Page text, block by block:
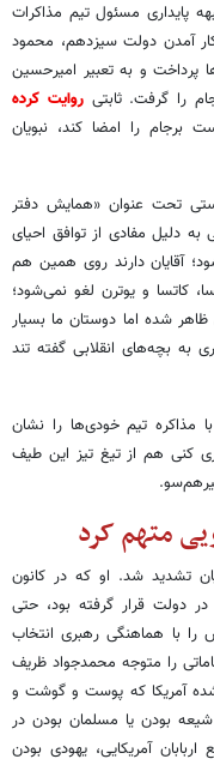
پایداری مسئول تیم مذاکرات
آمدن دولت سیزدهم، محمود
خودی‌ها پرداخت و به تعبیر امیرحسین
را گرفت. ثابتیروایت کرده
را امضا کند، نبویان
تحت عنوان «همایش دفتر
به دلیل مفادی از توافق احیای
آقایان دارند روی همین هم
کاتسا و یوترن لغو نمی‌شود؛
شده اما دوستان ما بسیار
به بچه‌های انقلابی گفته تند
مذاکره‌ تیم خودی‌ها را نشان
کنی هم از تیغ تیز این طیف
متهم کرد
تشدید شد. او که در کانون
دولت قرار گرفته بود، حتی
با هماهنگی رهبری انتخاب
را متوجه محمدجواد ظریف
آمریکا که پوست و گوشت و
بودن یا مسلمان بودن در
آمریکایی، یهودی بودن